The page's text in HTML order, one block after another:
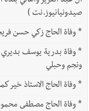
صيدونيانيوز.نت )
*وفاة الحاج زكي حسن فريجة -
*
ونجم وحبلي
*وفاة الحاج الاستاذ خير كمال
*